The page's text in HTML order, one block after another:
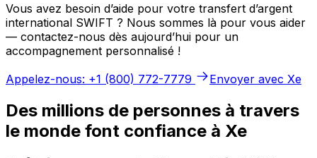
Vous avez besoin d’aide pour votre transfert d’argent
international SWIFT ? Nous sommes là pour vous aider
— contactez-nous dès aujourd’hui pour un
accompagnement personnalisé !
Appelez-nous: +1 (800) 772-7779
Envoyer avec Xe
Des millions de personnes à travers
le monde font confiance à Xe